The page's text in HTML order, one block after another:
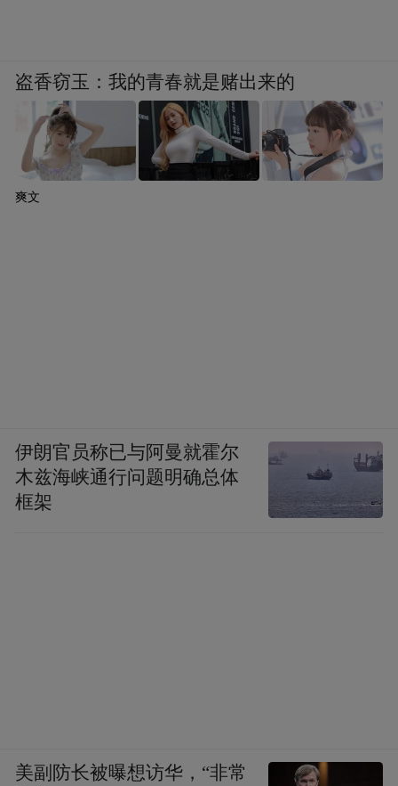
盗香窃玉：我的青春就是赌出来的
爽文
伊朗官员称已与阿曼就霍尔
木兹海峡通行问题明确总体
框架
美副防长被曝想访华，“非常